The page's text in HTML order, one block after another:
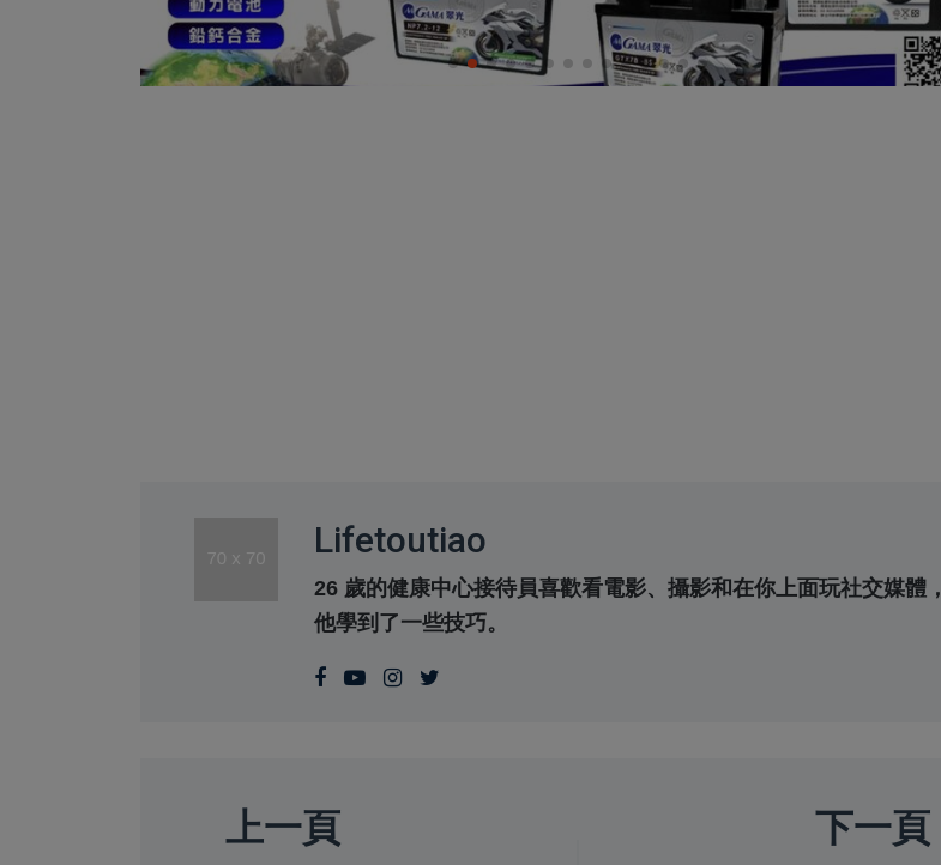
Lifetoutiao
26 歲的健康中心接待員喜歡看電影、攝影和在你上面玩社交媒體，
他學到了一些技巧。
上一頁 下一頁